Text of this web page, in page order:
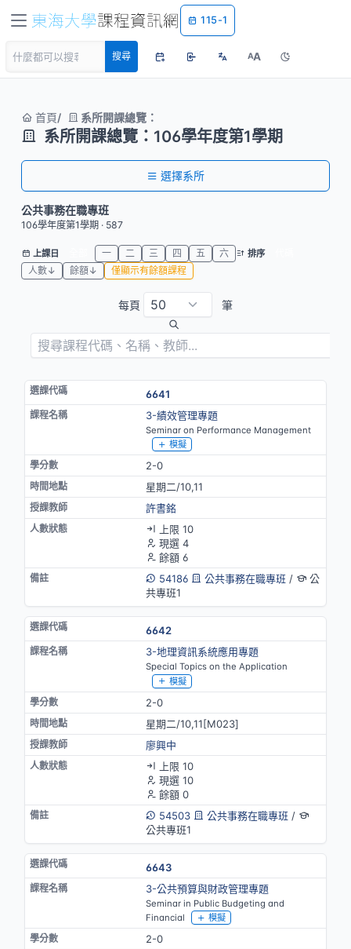
115-1
搜尋 AA
首頁 系所開課總覽：
系所開課總覽：106學年度第1學期
選擇系所
公共事務在職專班
106學年度第1學期 · 587
上課日 一 二 三 四 五 六 排序
人數↓
餘額↓ 僅顯示有餘額課程
每頁 筆
6641
3-績效管理專題
Seminar on Performance Management
模擬
2-0
星期二/10,11
許書銘
上限 10
現選 4
餘額 6
54186
公共事務在職專班/
公
共專班1
6642
3-地理資訊系統應用專題
Special Topics on the Application
模擬
2-0
星期二/10,11[M023]
廖興中
上限 10
現選 10
餘額 0
54503
公共事務在職專班/
公共專班1
6643
3-公共預算與財政管理專題
Seminar in Public Budgeting and
Financial
模擬
2-0